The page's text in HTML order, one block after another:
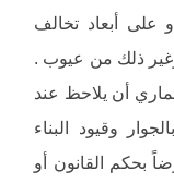
على أبعاد تخالف
وغير ذلك من عيوب .
أن يلاحظ عند
وقيود البناء
بحكم القانون أو